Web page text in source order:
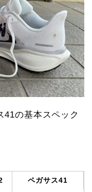
41の基本スペック
ペガサス41